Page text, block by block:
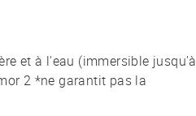
et à l'eau (immersible jusqu'à
2 *ne garantit pas la